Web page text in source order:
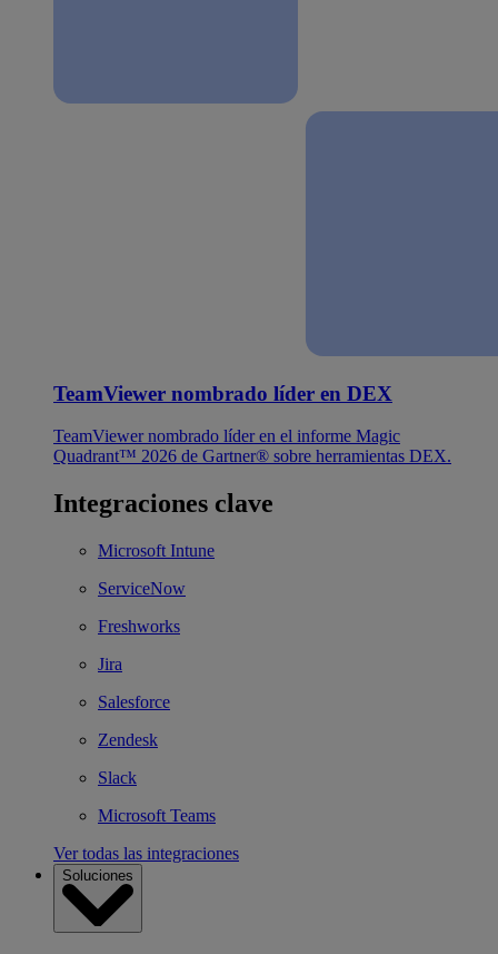
TeamViewer nombrado líder en DEX
TeamViewer nombrado líder en el informe Magic
Quadrant™ 2026 de Gartner® sobre herramientas DEX.
Integraciones clave
Microsoft Intune
ServiceNow
Freshworks
Jira
Salesforce
Zendesk
Slack
Microsoft Teams
Ver todas las integraciones
Soluciones